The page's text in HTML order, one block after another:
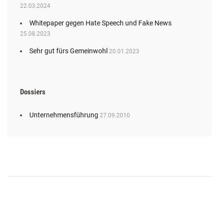
22.03.2024
Whitepaper gegen Hate Speech und Fake News
25.08.2023
Sehr gut fürs Gemeinwohl 20.01.2023
Dossiers
Unternehmensführung 27.09.2010